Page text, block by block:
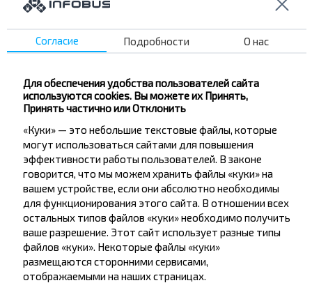
Гомель
Петриков
Калинковичи
Могилёв
Калинковичи
Купить
Солигорск
Калинковичи
Согласие Подробности О нас
Для обеспечения удобства пользователей сайта
используются cookies. Вы можете их Принять,
Принять частично или Отклонить
«Куки» — это небольшие текстовые файлы, которые
могут использоваться сайтами для повышения
эффективности работы пользователей. В законе
говорится, что мы можем хранить файлы «куки» на
вашем устройстве, если они абсолютно необходимы
для функционирования этого сайта. В отношении всех
остальных типов файлов «куки» необходимо получить
ваше разрешение. Этот сайт использует разные типы
файлов «куки». Некоторые файлы «куки»
размещаются сторонними сервисами,
отображаемыми на наших страницах.